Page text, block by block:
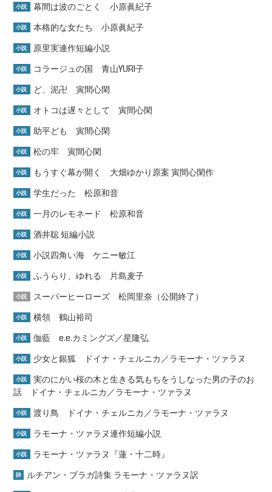
小説 幕間は波のごとく 小原眞紀子
小説 本格的な女たち 小原眞紀子
小説 原里実連作短編小説
小説 コラージュの国 青山YURI子
小説 ど、泥卍 寅間心閑
小説 オトコは遅々として 寅間心閑
小説 助平ども 寅間心閑
小説 松の牢 寅間心閑
小説 もうすぐ幕が開く 大畑ゆかり原案 寅間心閑作
小説 学生だった 松原和音
小説 一月のレモネード 松原和音
小説 酒井聡 短編小説
小説 小説四角い海 ケニー敏江
小説 ふうらり、ゆれる 片島麦子
小説 スーパーヒーローズ 松岡里奈（公開終了）
小説 横領 鶴山裕司
小説 伽藍 e.e.カミングズ／星隆弘
小説 少女と銀狐 ドイナ・チェルニカ／ラモーナ・ツァラヌ
小説
実のにがい桜の木と生きる気もちをうしなった男の子のお
話 ドイナ・チェルニカ／ラモーナ・ツァラヌ
小説 渡り鳥 ドイナ・チェルニカ／ラモーナ・ツァラヌ
小説 ラモーナ・ツァラヌ連作短編小説
小説 ラモーナ・ツァラヌ『蓮・十二時』
詩
ルチアン・ブラガ詩集 ラモーナ・ツァラヌ訳